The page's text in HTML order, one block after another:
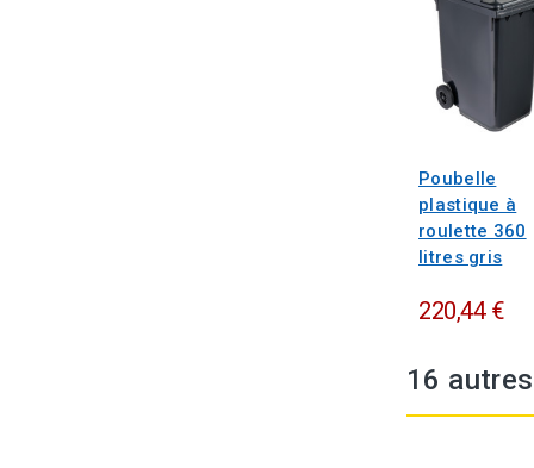
Poubelle
plastique à
roulette 360
litres gris
220,44 €
16